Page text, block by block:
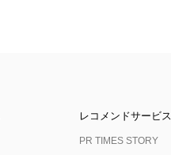
レコメンドサービス
PR TIMES STORY